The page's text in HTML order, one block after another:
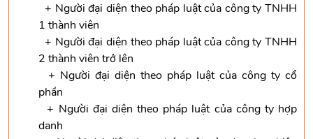
+ Người đại diện theo pháp luật của công ty TNHH
1 thành viên
+ Người đại diện theo pháp luật của công ty TNHH
2 thành viên trở lên
+ Người đại diện theo pháp luật của công ty cổ
phần
+ Người đại diện theo pháp luật của công ty hợp
danh